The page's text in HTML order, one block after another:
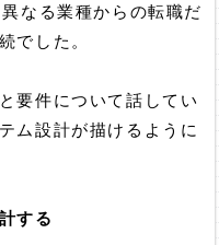
なる業種からの転職だ
でした。
要件について話してい
ム設計が描けるように
する